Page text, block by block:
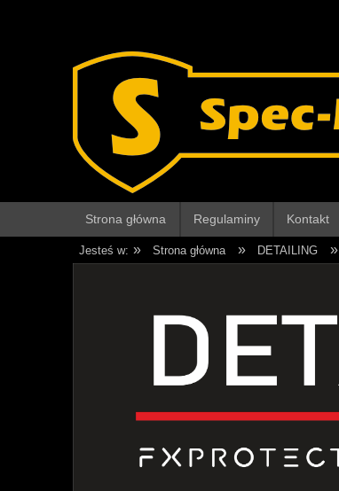
Strona główna Regulaminy Kontakt
Jesteś w: » Strona główna » DETAILING »